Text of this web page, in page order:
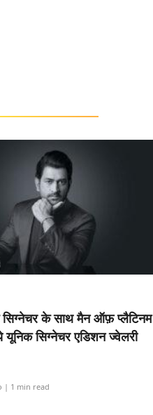
सिग्नेचर के साथ मैन ऑफ़ प्लैटिनम
यूनिक सिग्नेचर एडिशन ज्वेलरी
| 1 min read